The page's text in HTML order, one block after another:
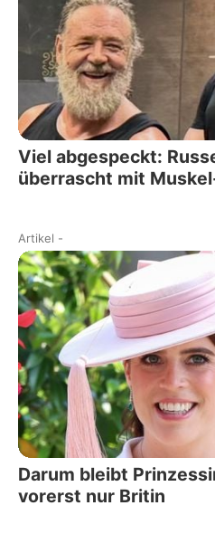
Viel abgespeckt:
überrascht mit
Artikel -
Darum bleibt
vorerst nur Britin